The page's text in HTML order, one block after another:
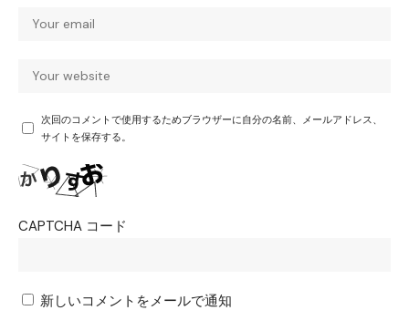
次回のコメントで使用するためブラウザーに自分の名前、メールアドレス、
サイトを保存する。
CAPTCHA コード
新しいコメントをメールで通知